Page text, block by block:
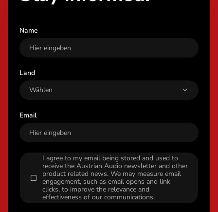
Name
Land
Email
I agree to my email being stored and used to
receive the Austrian Audio newsletter and other
product related news. We may measure email
engagement, such as email opens and link
clicks, to improve the relevance and
effectiveness of our communications.